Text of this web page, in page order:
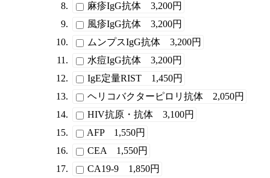
麻疹IgG抗体 3,200円
風疹IgG抗体 3,200円
ムンプスIgG抗体 3,200円
水痘IgG抗体 3,200円
IgE定量RIST 1,450円
ヘリコバクターピロリ抗体 2,050円
HIV抗原・抗体 3,100円
AFP 1,550円
CEA 1,550円
CA19-9 1,850円